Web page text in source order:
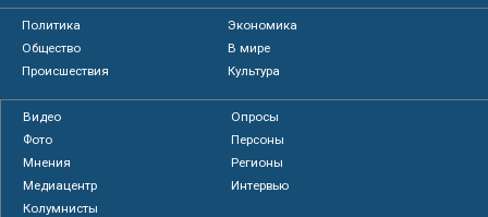
Политика
Экономика
Общество
В мире
Происшествия
Культура
Видео
Опросы
Фото
Персоны
Мнения
Регионы
Медиацентр
Интервью
Колумнисты